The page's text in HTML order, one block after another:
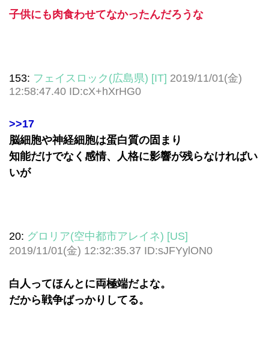
子供にも肉食わせてなかったんだろうな
153: フェイスロック(広島県) [IT] 2019/11/01(金)
12:58:47.40 ID:cX+hXrHG0
>>17
脳細胞や神経細胞は蛋白質の固まり
知能だけでなく感情、人格に影響が残らなければい
いが
20: グロリア(空中都市アレイネ) [US]
2019/11/01(金) 12:32:35.37 ID:sJFYylON0
白人ってほんとに両極端だよな。
だから戦争ばっかりしてる。